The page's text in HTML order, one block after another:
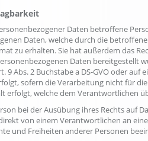
Daten betroffene
Daten, welche durch die
zu erhalten. Sie hat außerdem das
Daten bereitgestellt
9 Abs. 2 Buchstabe a DS-GVO oder
sofern die Verarbeitung nicht für
erfolgt, welche dem Verantwortlichen
bei der Ausübung ihres Rechts auf
von einem Verantwortlichen an
und Freiheiten anderer Personen